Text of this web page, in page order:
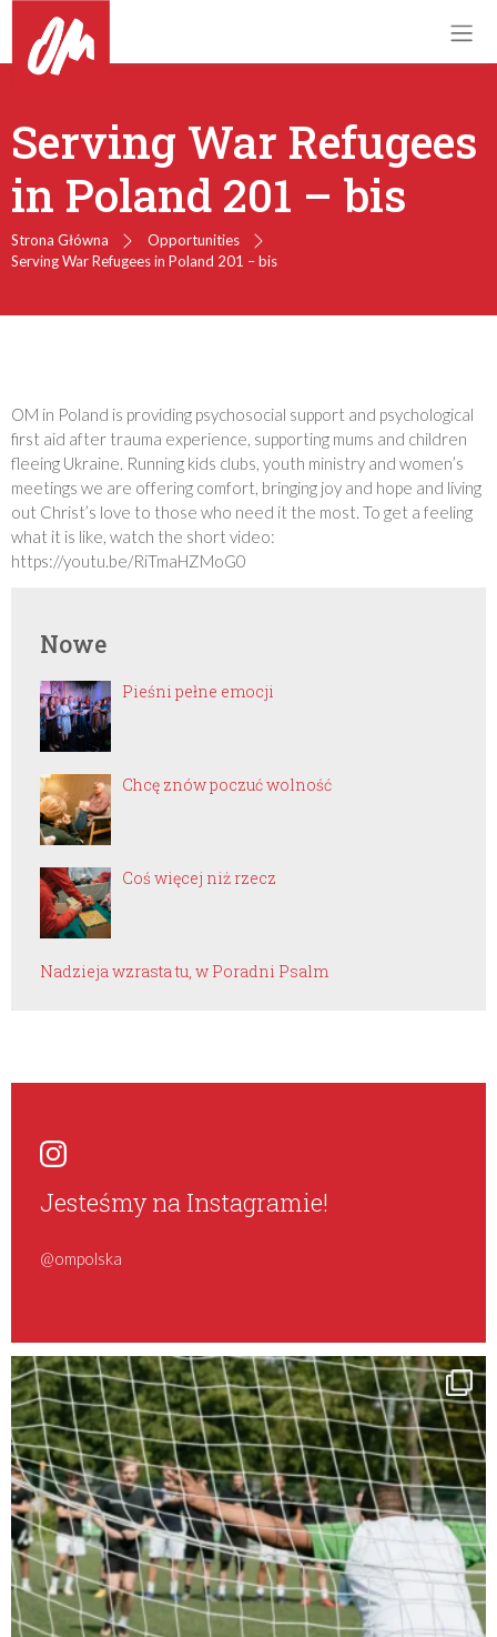
Serving War Refugees
in Poland 201 – bis
Strona Główna
Opportunities
Serving War Refugees in Poland 201 – bis
OM in Poland is providing psychosocial support and psychological
first aid after trauma experience, supporting mums and children
fleeing Ukraine. Running kids clubs, youth ministry and women’s
meetings we are offering comfort, bringing joy and hope and living
out Christ’s love to those who need it the most. To get a feeling
what it is like, watch the short video:
https://youtu.be/RiTmaHZMoG0
Nowe
Pieśni pełne emocji
Chcę znów poczuć wolność
Coś więcej niż rzecz
Nadzieja wzrasta tu, w Poradni Psalm
Jesteśmy na Instagramie!
@ompolska